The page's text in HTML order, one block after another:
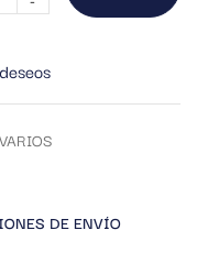
DE ENVÍO